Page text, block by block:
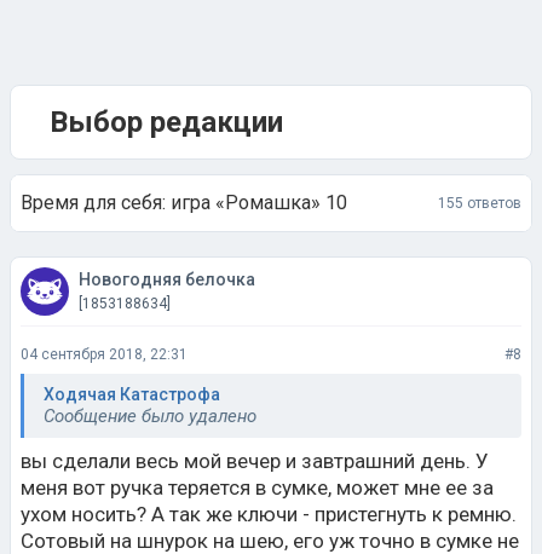
Выбор редакции
Время для себя: игра «Ромашка» 10 155 ответов
Новогодняя белочка
[1853188634]
04 сентября 2018, 22:31 #8
Ходячая Катастрофа
Сообщение было удалено
вы сделали весь мой вечер и завтрашний день. У
меня вот ручка теряется в сумке, может мне ее за
ухом носить? А так же ключи - пристегнуть к ремню.
Сотовый на шнурок на шею, его уж точно в сумке не